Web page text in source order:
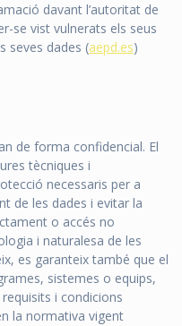
davant l’autoritat de
se vist vulnerats els seus
seves dades (aepd.es).
de forma confidencial. El
tècniques i
necessaris per a
de les dades i evitar la
o accés no
i naturalesa de les
es garanteix també que el
sistemes o equips,
i condicions
la normativa vigent.